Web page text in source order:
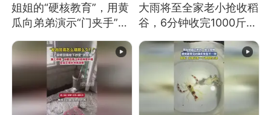
姐姐的“硬核教育”，用黄
瓜向弟弟演示“门夹手”，
教！
大雨将至全家老小抢收稻
谷，6分钟收完1000斤，